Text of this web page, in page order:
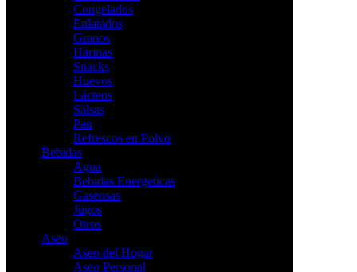
Congelados
Enlatados
Granos
Harinas
Snacks
Huevos
Lácteos
Salsas
Pan
Refrescos en Polvo
Bebidas
Agua
Bebidas Energeticas
Gaseosas
Jugos
Otros
Aseo
Aseo del Hogar
Aseo Personal